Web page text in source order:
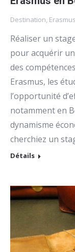
Destination
Réaliser un
pour acquérir
des
Erasmus, les
l’opportunité
notamment en
dynamisme
cherchiez un
Détails